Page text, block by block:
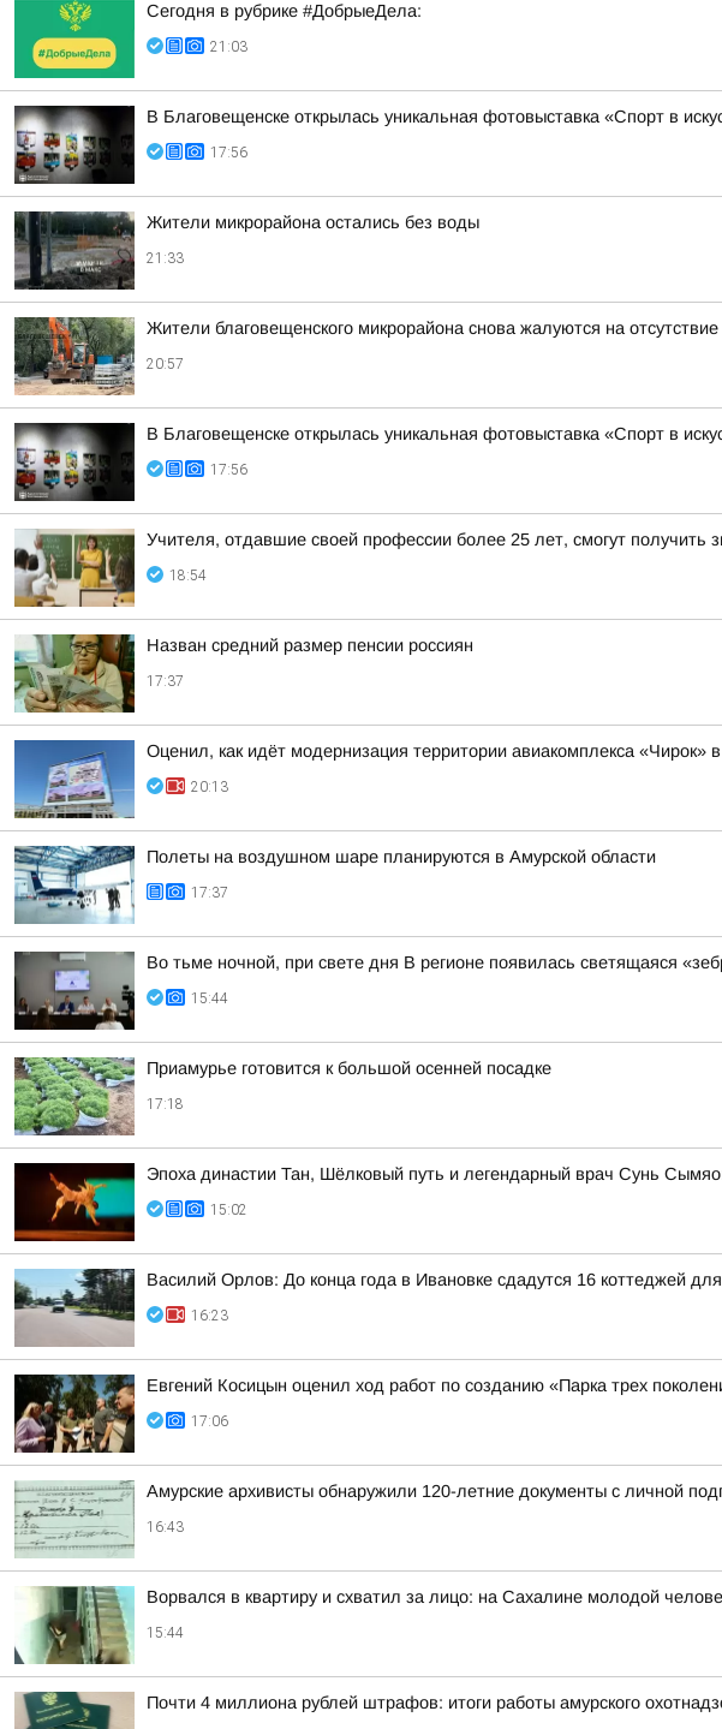
Сегодня в рубрике #ДобрыеДела:
21:03
В Благовещенске открылась уникальная фотовыставка «Спорт в
17:56
Жители микрорайона остались без воды
21:33
Жители благовещенского микрорайона снова жалуются на
20:57
В Благовещенске открылась уникальная фотовыставка «Спорт в
17:56
Учителя, отдавшие своей профессии более 25 лет, смогут получить
18:54
Назван средний размер пенсии россиян
17:37
Оценил, как идёт модернизация территории авиакомплекса «Чирок»
20:13
Полеты на воздушном шаре планируются в Амурской области
17:37
Во тьме ночной, при свете дня В регионе появилась светящаяся
15:44
Приамурье готовится к большой осенней посадке
17:18
Эпоха династии Тан, Шёлковый путь и легендарный врач Сунь
15:02
Василий Орлов: До конца года в Ивановке сдадутся 16 коттеджей
16:23
Евгений Косицын оценил ход работ по созданию «Парка трех
17:06
Амурские архивисты обнаружили 120-летние документы с личной
16:43
Ворвался в квартиру и схватил за лицо: на Сахалине молодой
15:44
Почти 4 миллиона рублей штрафов: итоги работы амурского